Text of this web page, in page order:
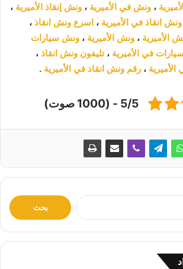
، ونش في الأميرية ، ونش إنقاذ الأميرية ،
ونش انقاذ في الأميرية ، اسرع ونش انقاذ ،
الأميرية ، ونش الأميرية ، ونش سيارات
في الأميرية ،تليفون ونش انقاذ ،
، رقم ونش انقاذ في الأميرية .
5/5 - (1000 صوت)